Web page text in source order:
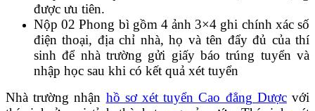
được ưu tiên.
Nộp 02 Phong bì gồm 4 ảnh 3×4 ghi chính xác số
điện thoại, địa chỉ nhà, họ và tên đẩy đủ của thí
sinh để nhà trường gửi giấy báo trúng tuyển và
nhập học sau khi có kết quả xét tuyển
Nhà trường nhận hồ sơ xét tuyển Cao đẳng Dượcvới